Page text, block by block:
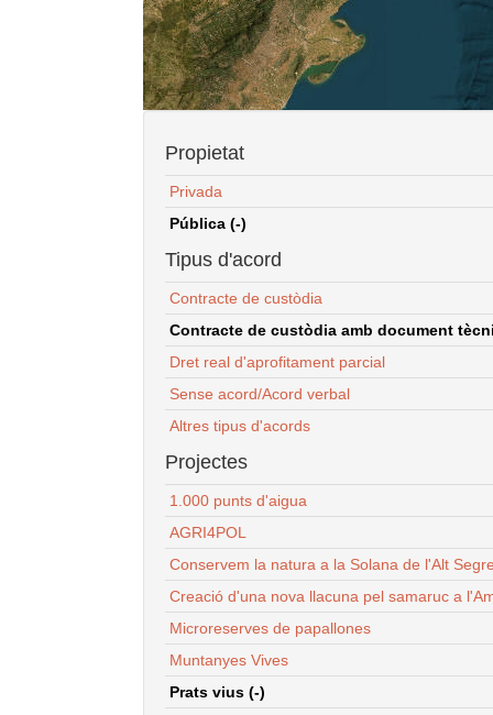
Propietat
Privada
Pública (-)
Tipus d'acord
Contracte de custòdia
Contracte de custòdia amb document
Dret real d'aprofitament parcial
Sense acord/Acord verbal
Altres tipus d'acords
Projectes
1.000 punts d'aigua
AGRI4POL
Conservem la natura a la Solana de l'Alt
Creació d'una nova llacuna pel samaruc a
Microreserves de papallones
Muntanyes Vives
Prats vius (-)